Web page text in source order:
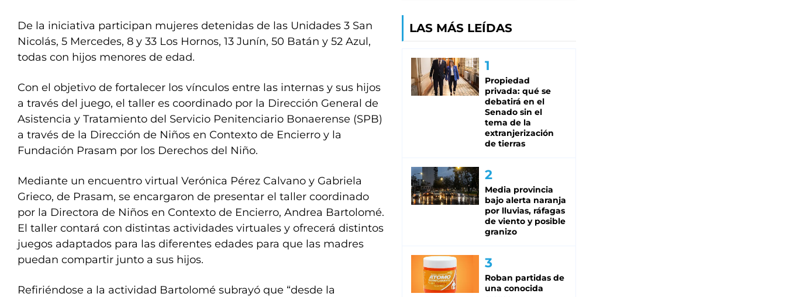
De la iniciativa participan mujeres detenidas de las Unidades 3 San
Nicolás, 5 Mercedes, 8 y 33 Los Hornos, 13 Junín, 50 Batán y 52 Azul,
todas con hijos menores de edad.
Con el objetivo de fortalecer los vínculos entre las internas y sus hijos
a través del juego, el taller es coordinado por la Dirección General de
Asistencia y Tratamiento del Servicio Penitenciario Bonaerense (SPB)
a través de la Dirección de Niños en Contexto de Encierro y la
Fundación Prasam por los Derechos del Niño.
Mediante un encuentro virtual Verónica Pérez Calvano y Gabriela
Grieco, de Prasam, se encargaron de presentar el taller coordinado
por la Directora de Niños en Contexto de Encierro, Andrea Bartolomé.
El taller contará con distintas actividades virtuales y ofrecerá distintos
juegos adaptados para las diferentes edades para que las madres
puedan compartir junto a sus hijos.
Refiriéndose a la actividad Bartolomé subrayó que “desde la
LAS MÁS LEÍDAS
Propiedad
privada: qué se
debatirá en el
Senado sin el
tema de la
extranjerización
de tierras
Media provincia
bajo alerta naranja
por lluvias, ráfagas
de viento y posible
granizo
Roban partidas de
una conocida